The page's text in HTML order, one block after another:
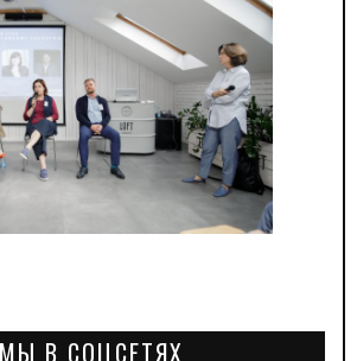
МЫ В СОЦСЕТЯХ